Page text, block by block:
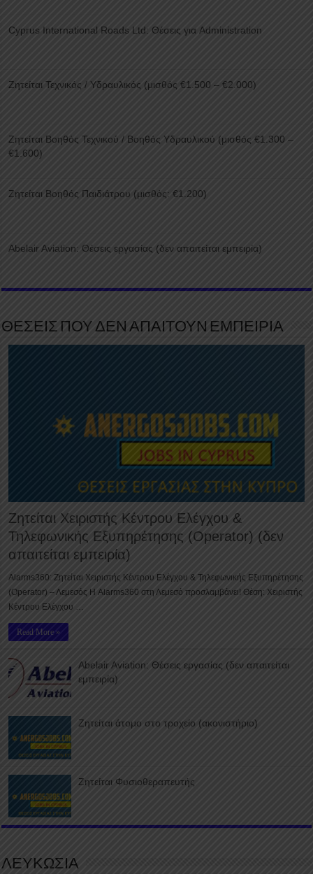
Cyprus International Roads Ltd: Θέσεις για Administration
Ζητείται Τεχνικός / Υδραυλικός (μισθός €1.500 – €2.000)
Ζητείται Βοηθός Τεχνικού / Βοηθός Υδραυλικού (μισθός €1.300 –
€1.600)
Ζητείται Βοηθός Παιδιάτρου (μισθός: €1.200)
Abelair Aviation: Θέσεις εργασίας (δεν απαιτείται εμπειρία)
ΘΕΣΕΙΣ ΠΟΥ ΔΕΝ ΑΠΑΙΤΟΥΝ ΕΜΠΕΙΡΙΑ
Ζητείται Χειριστής Κέντρου Ελέγχου &
Τηλεφωνικής Εξυπηρέτησης (Operator) (δεν
απαιτείται εμπειρία)
Alarms360: Ζητείται Χειριστής Κέντρου Ελέγχου & Τηλεφωνικής Εξυπηρέτησης
(Operator) – Λεμεσός Η Alarms360 στη Λεμεσό προσλαμβάνει! Θέση: Χειριστής
Κέντρου Ελέγχου …
Read More »
Abelair Aviation: Θέσεις εργασίας (δεν απαιτείται
εμπειρία)
Ζητείται άτομο στο τροχείο (ακονιστήριο)
Ζητείται Φυσιοθεραπευτής
ΛΕΥΚΩΣΙΑ